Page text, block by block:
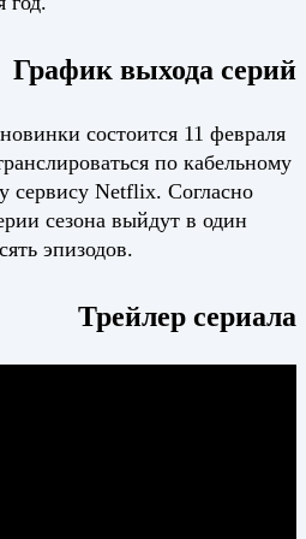
График выхода серий
состоится 11 февраля
по кабельному
сервису Netflix. Согласно
сезона выйдут в один
эпизодов.
Трейлер сериала